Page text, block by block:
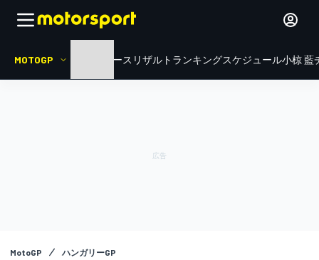
MOTOGP ニュース リザルト ランキングスケジュール小椋 藍
MotoGP ハンガリーGP